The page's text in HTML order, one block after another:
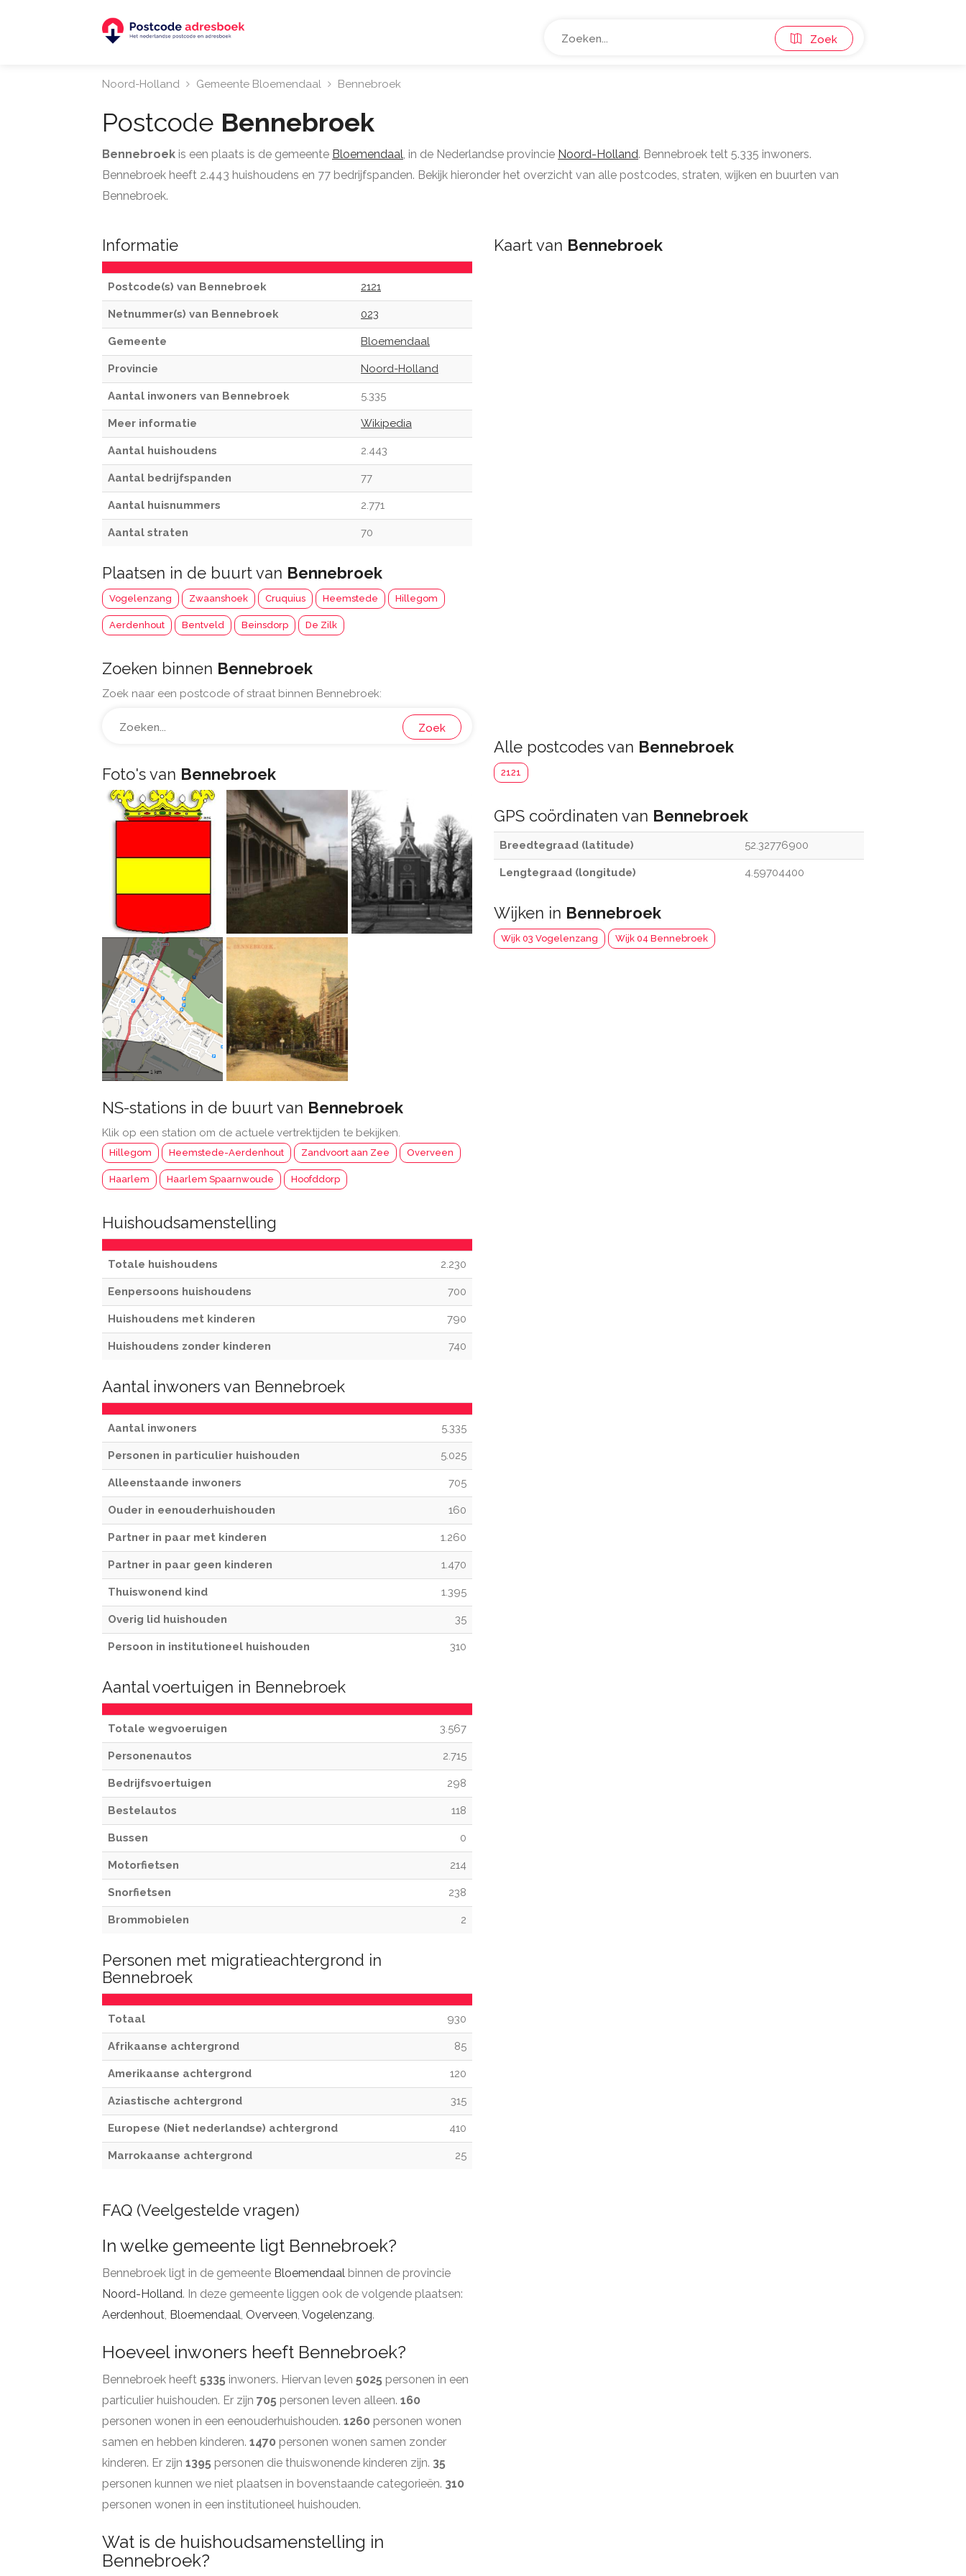
Zoek
Noord-Holland Gemeente Bloemendaal Bennebroek
Postcode Bennebroek
Bennebroek is een plaats is de gemeente Bloemendaal, in de Nederlandse provincie Noord-Holland. Bennebroek telt 5.335 inwoners.
Bennebroek heeft 2.443 huishoudens en 77 bedrijfspanden. Bekijk hieronder het overzicht van alle postcodes, straten, wijken en buurten van
Bennebroek.
Informatie
Postcode(s) van Bennebroek 2121
Netnummer(s) van Bennebroek 023
Gemeente Bloemendaal
Provincie Noord-Holland
Aantal inwoners van Bennebroek 5.335
Meer informatie Wikipedia
Aantal huishoudens 2.443
Aantal bedrijfspanden 77
Aantal huisnummers 2.771
Aantal straten 70
Plaatsen in de buurt van Bennebroek
Vogelenzang Zwaanshoek Cruquius Heemstede Hillegom
Aerdenhout Bentveld Beinsdorp De Zilk
Zoeken binnen Bennebroek
Zoek naar een postcode of straat binnen Bennebroek:
Zoek
Foto's van Bennebroek
NS-stations in de buurt van Bennebroek
Klik op een station om de actuele vertrektijden te bekijken.
Hillegom Heemstede-Aerdenhout Zandvoort aan Zee Overveen
Haarlem Haarlem Spaarnwoude Hoofddorp
Huishoudsamenstelling
Totale huishoudens 2.230
Eenpersoons huishoudens 700
Huishoudens met kinderen 790
Huishoudens zonder kinderen 740
Aantal inwoners van Bennebroek
Aantal inwoners 5.335
Personen in particulier huishouden 5.025
Alleenstaande inwoners 705
Ouder in eenouderhuishouden 160
Partner in paar met kinderen 1.260
Partner in paar geen kinderen 1.470
Thuiswonend kind 1.395
Overig lid huishouden 35
Persoon in institutioneel huishouden 310
Aantal voertuigen in Bennebroek
Totale wegvoeruigen 3.567
Personenautos 2.715
Bedrijfsvoertuigen 298
Bestelautos 118
Bussen 0
Motorfietsen 214
Snorfietsen 238
Brommobielen 2
Personen met migratieachtergrond in
Bennebroek
Totaal 930
Afrikaanse achtergrond 85
Amerikaanse achtergrond 120
Aziastische achtergrond 315
Europese (Niet nederlandse) achtergrond 410
Marrokaanse achtergrond 25
Kaart van Bennebroek
Alle postcodes van Bennebroek
2121
GPS coördinaten van Bennebroek
Breedtegraad (latitude) 52.32776900
Lengtegraad (longitude) 4.59704400
Wijken in Bennebroek
Wijk 03 Vogelenzang Wijk 04 Bennebroek
FAQ (Veelgestelde vragen)
In welke gemeente ligt Bennebroek?
Bennebroek ligt in de gemeente Bloemendaal binnen de provincie
Noord-Holland. In deze gemeente liggen ook de volgende plaatsen:
Aerdenhout, Bloemendaal, Overveen, Vogelenzang.
Hoeveel inwoners heeft Bennebroek?
Bennebroek heeft 5335 inwoners. Hiervan leven 5025 personen in een
particulier huishouden. Er zijn 705 personen leven alleen. 160
personen wonen in een eenouderhuishouden. 1260 personen wonen
samen en hebben kinderen. 1470 personen wonen samen zonder
kinderen. Er zijn 1395 personen die thuiswonende kinderen zijn. 35
personen kunnen we niet plaatsen in bovenstaande categorieën. 310
personen wonen in een institutioneel huishouden.
Wat is de huishoudsamenstelling in
Bennebroek?